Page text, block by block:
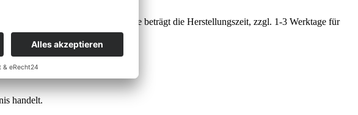
der Zahlung (bis zu 10 Werktage beträgt die Herstellungszeit, zzgl. 1-3 Werktage für
Werktage für die Lieferung)).
handelt.